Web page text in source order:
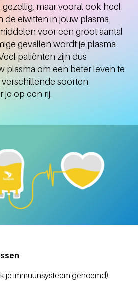
maar vooral ook heel
de eiwitten in jouw plasma
voor een groot aantal
gevallen wordt je plasma
patiënten zijn dus
plasma om een beter leven te
soorten
je op een rij.
je immuunsysteem genoemd)